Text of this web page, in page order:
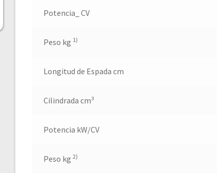
Potencia_ CV
Peso kg 1)
Longitud de Espada cm
Cilindrada cm³
Potencia kW/CV
Peso kg 2)